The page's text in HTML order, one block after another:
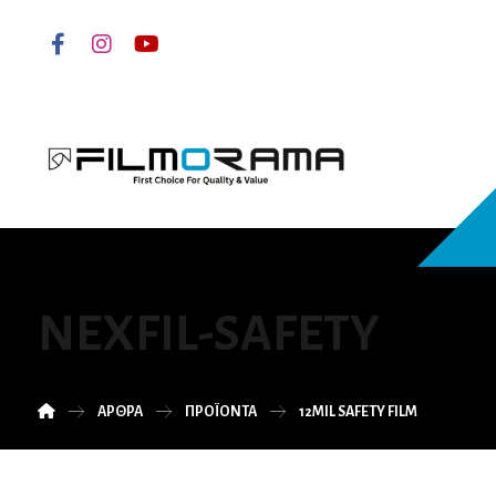
NEXFIL-SAFETY
ΆΡΘΡΑ ΠΡΟΪΌΝΤΑ 12MIL SAFETY FILM